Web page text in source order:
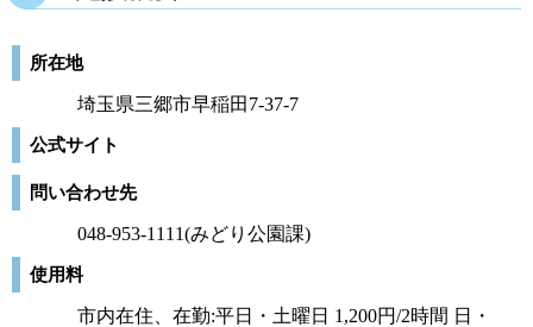
所在地
埼玉県三郷市早稲田7-37-7
公式サイト
問い合わせ先
048-953-1111(みどり公園課)
使用料
市内在住、在勤:平日・土曜日 1,200円/2時間 日・